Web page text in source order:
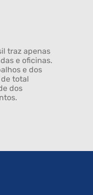
traz apenas
e oficinas.
e dos
total
dos